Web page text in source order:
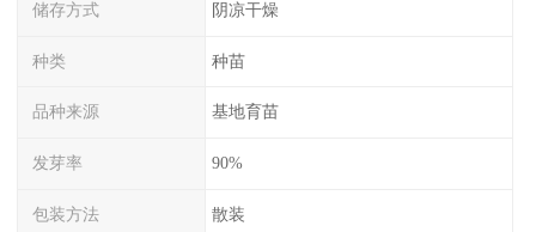
储存方式 阴凉干燥
种类 种苗
品种来源 基地育苗
发芽率 90%
包装方法 散装